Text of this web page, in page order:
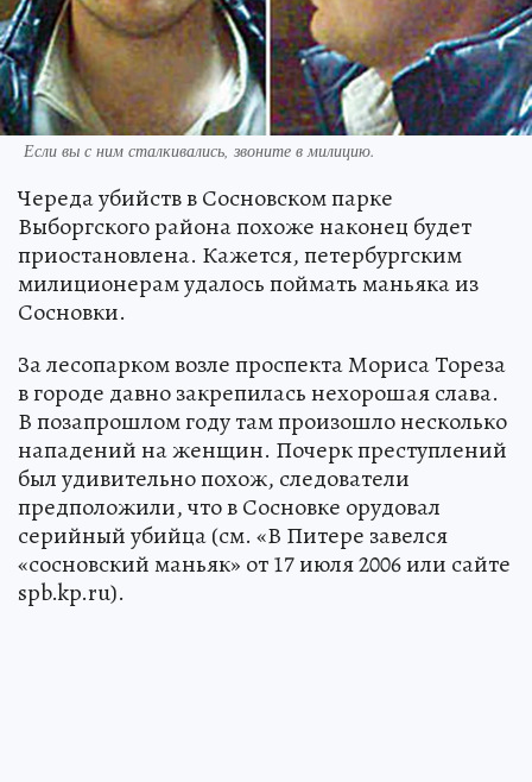
Если вы с ним сталкивались, звоните в милицию.
Череда убийств в Сосновском парке
Выборгского района похоже наконец будет
приостановлена. Кажется, петербургским
милиционерам удалось поймать маньяка из
Сосновки.
За лесопарком возле проспекта Мориса Тореза
в городе давно закрепилась нехорошая слава.
В позапрошлом году там произошло несколько
нападений на женщин. Почерк преступлений
был удивительно похож, следователи
предположили, что в Сосновке орудовал
серийный убийца (см. «В Питере завелся
«сосновский маньяк» от 17 июля 2006 или сайте
spb.kp.ru).